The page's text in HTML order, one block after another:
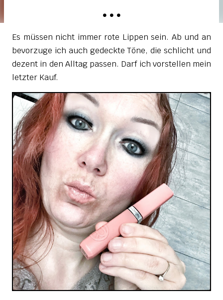
• • •
Es müssen nicht immer rote Lippen sein. Ab und an
bevorzuge ich auch gedeckte Töne, die schlicht und
dezent in den Alltag passen. Darf ich vorstellen mein
letzter Kauf.